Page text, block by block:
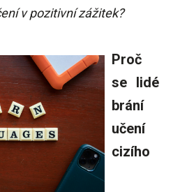
v pozitivní zážitek?
Proč
se lidé
brání
učení
cizího